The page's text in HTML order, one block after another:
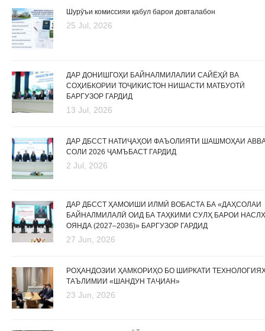
Шурӯъи комиссияи қабул барои довталабон
25 Jul, 2026
ДАР ДОНИШГОҲИ БАЙНАЛМИЛАЛИИ САЙЁҲӢ ВА
СОҲИБКОРИИ ТОҶИКИСТОН НИШАСТИ МАТБУОТӢ
БАРГУЗОР ГАРДИД
13 Jul, 2026
ДАР ДБССТ НАТИҶАҲОИ ФАЪОЛИЯТИ ШАШМОҲАИ
СОЛИ 2026 ҶАМЪБАСТ ГАРДИД
2 Jul, 2026
ДАР ДБССТ ҲАМОИШИ ИЛМӢ ВОБАСТА БА «ДАҲСОЛАИ
БАЙНАЛМИЛАЛӢ ОИД БА ТАҲКИМИ СУЛҲ БАРОИ
ОЯНДА (2027–2036)» БАРГУЗОР ГАРДИД
27 Jun, 2026
РОҲАНДОЗИИ ҲАМКОРИҲО БО ШИРКАТИ
ТАЪЛИМИИ «ШАНДУН ТАҶИАН»
23 Jun, 2026